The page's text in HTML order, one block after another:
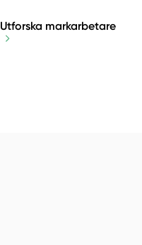
Utforska markarbetare